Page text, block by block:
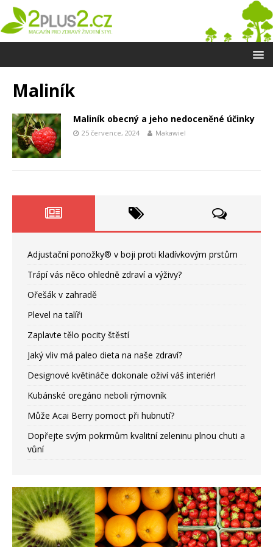
Maliník
Maliník obecný a jeho nedoceněné účinky
25 července, 2024 Makawiel
Adjustační ponožky® v boji proti kladívkovým prstům
Trápí vás něco ohledně zdraví a výživy?
Ořešák v zahradě
Plevel na talíři
Zaplavte tělo pocity štěstí
Jaký vliv má paleo dieta na naše zdraví?
Designové květináče dokonale oživí váš interiér!
Kubánské oregáno neboli rýmovník
Může Acai Berry pomoct při hubnutí?
Dopřejte svým pokrmům kvalitní zeleninu plnou chuti a
vůní